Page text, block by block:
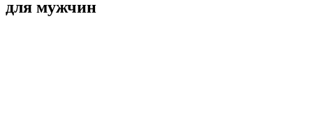
для мужчин